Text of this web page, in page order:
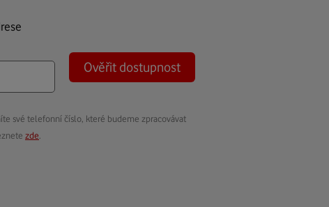
Ověřit dostupnost
své telefonní číslo, které budeme zpracovávat
zde